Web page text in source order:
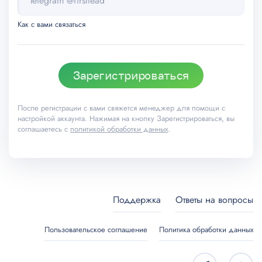
Как с вами связаться
Зарегистрироваться
После регистрации с вами свяжется менеджер для помощи с
настройкой аккаунта. Нажимая на кнопку Зарегистрироваться, вы
соглашаетесь с политикой обработки данных.
Поддержка Ответы на вопросы
Пользовательское соглашение Политика обработки данных